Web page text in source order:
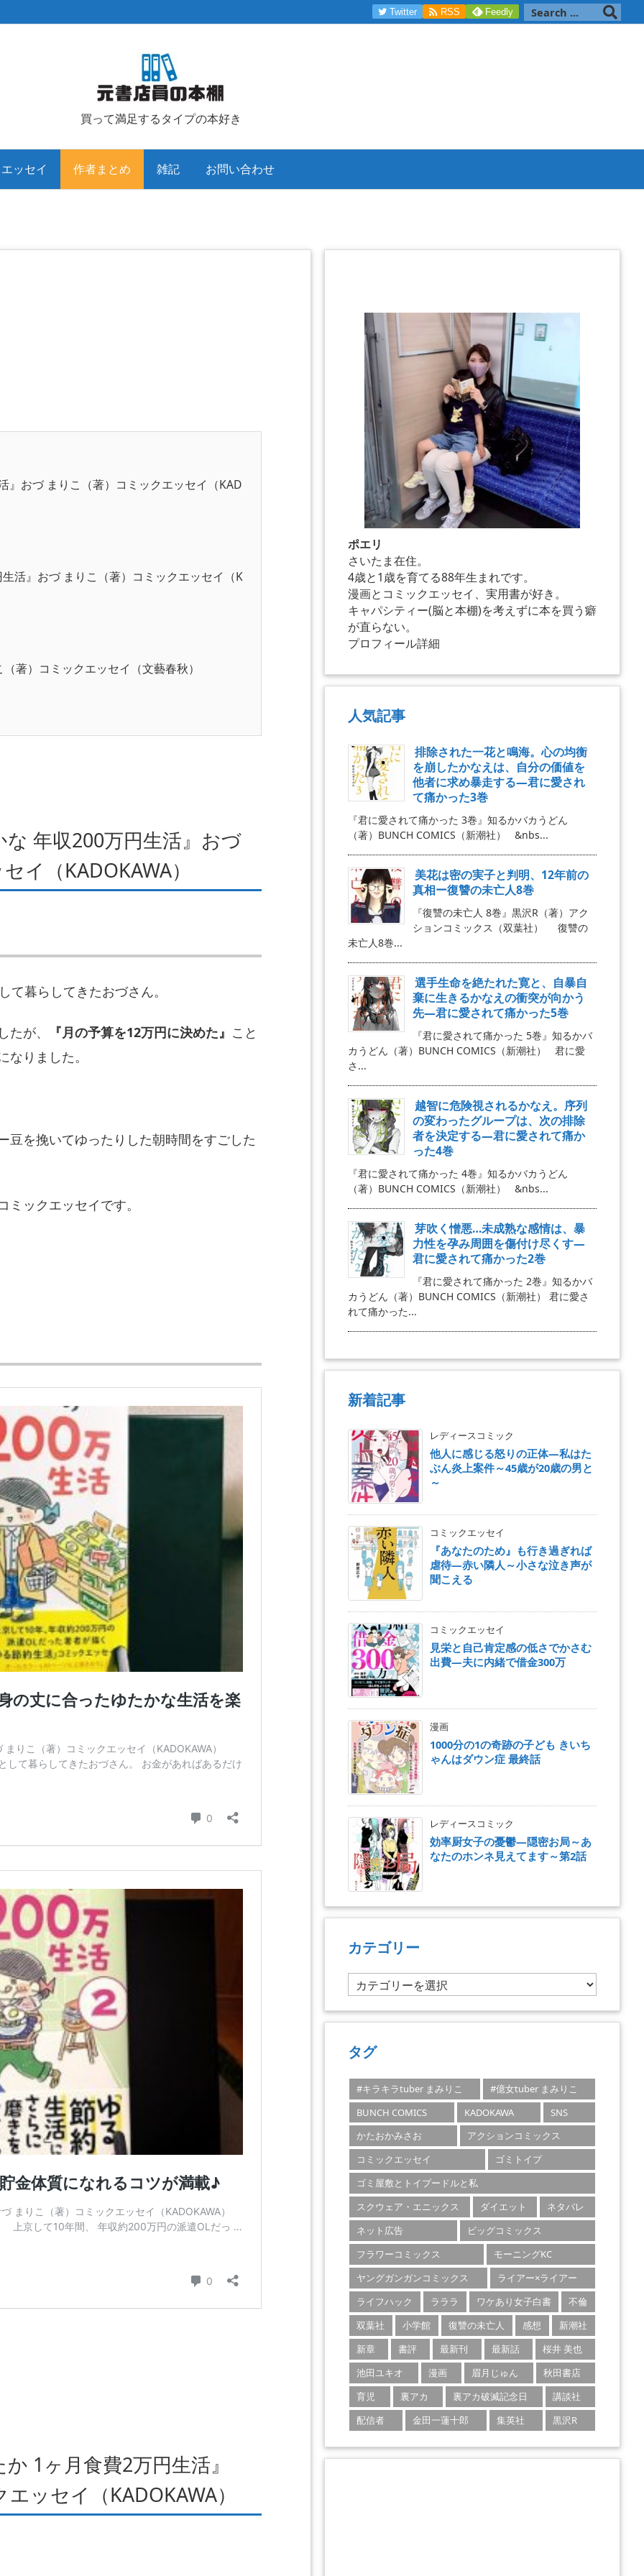
買って満足するタイプの本好き
ッセイ 作者まとめ 雑記 お問い合わせ
Twitter  RSS Feedly
おづ まりこ（著）コミックエッセイ（KAD
活』おづ まりこ（著）コミックエッセイ（K
著）コミックエッセイ（文藝春秋）
年収200万円生活』おづ
イ（KADOKAWA）
て暮らしてきたおづさん。
たが、 『月の予算を12万円に決めた』 こと
なりました。
豆を挽いてゆったりした朝時間をすごした
ミックエッセイです。
1ヶ月食費2万円生活』
ッセイ（KADOKAWA）
ポエリ
さいたま在住。
4歳と1歳を育てる88年生まれです。
漫画とコミックエッセイ、実用書が好き。
キャパシティー(脳と本棚)を考えずに本を買う癖
が直らない。
プロフィール詳細
人気記事
排除された一花と鳴海。心の均衡
を崩したかなえは、自分の価値を
他者に求め暴走する―君に愛され
て痛かった3巻
『君に愛されて痛かった 3巻』知るかバカうどん
（著）BUNCH COMICS（新潮社） &nbs...
美花は密の実子と判明、12年前の
真相ー復讐の未亡人8巻
『復讐の未亡人 8巻』黒沢R（著）アク
ションコミックス（双葉社） 復讐の
未亡人8巻...
選手生命を絶たれた寛と、自暴自
棄に生きるかなえの衝突が向かう
先―君に愛されて痛かった5巻
『君に愛されて痛かった 5巻』知るかバ
カうどん（著）BUNCH COMICS（新潮社） 君に愛
さ...
越智に危険視されるかなえ。序列
の変わったグループは、次の排除
者を決定する―君に愛されて痛か
った4巻
『君に愛されて痛かった 4巻』知るかバカうどん
（著）BUNCH COMICS（新潮社） &nbs...
芽吹く憎悪…未成熟な感情は、暴
力性を孕み周囲を傷付け尽くす―
君に愛されて痛かった2巻
『君に愛されて痛かった 2巻』知るかバ
カうどん（著）BUNCH COMICS（新潮社） 君に愛さ
れて痛かった...
新着記事
レディースコミック
他人に感じる怒りの正体―私はた
ぶん炎上案件～45歳が20歳の男と
～
コミックエッセイ
『あなたのため』も行き過ぎれば
虐待―赤い隣人～小さな泣き声が
聞こえる
コミックエッセイ
見栄と自己肯定感の低さでかさむ
出費―夫に内緒で借金300万
漫画
1000分の1の奇跡の子ども きいち
ゃんはダウン症 最終話
レディースコミック
効率厨女子の憂鬱―隠密お局～あ
なたのホンネ見えてます～第2話
カテゴリー
カ
テ
ゴ
ー
タグ
#キラキラtuber まみりこ
#億女tuber まみりこ
BUNCH COMICS
KADOKAWA
SNS
かたおかみさお
アクションコミックス
コミックエッセイ
ゴミトイプ
ゴミ屋敷とトイプードルと私
スクウェア・エニックス
ダイエット
ネタバレ
ネット広告
ビッグコミックス
フラワーコミックス
モーニングKC
ヤングガンガンコミックス
ライアー×ライアー
ライフハック
ラララ ワケあり女子白書
不倫
双葉社
小学館 復讐の未亡人 感想
新潮社
新章
書評 最新刊 最新話
桜井 美也
池田ユキオ
漫画 眉月じゅん
秋田書店
育児
裏アカ 裏アカ破滅記念日
講談社
配信者
金田一蓮十郎 集英社 黒沢R